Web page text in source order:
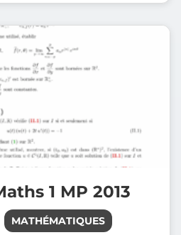
1 MP 2013
MATHÉMATIQUES